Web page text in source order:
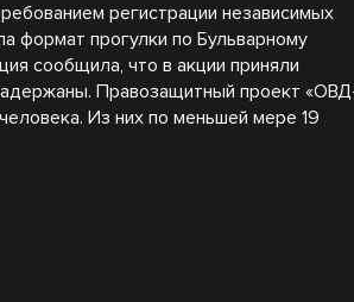
регистрации независимых
формат прогулки по Бульварному
сообщила, что в акции приняли
Правозащитный проект
Из них по меньшей мере 19